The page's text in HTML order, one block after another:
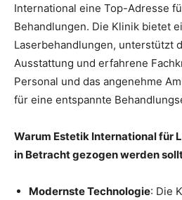
International eine Top-Adresse
Behandlungen. Die Klinik bietet
Laserbehandlungen, unterstützt
Ausstattung und erfahrene
Personal und das angenehme
für eine entspannte
Warum Estetik International für
in Betracht gezogen werden
Modernste Technologie: Die